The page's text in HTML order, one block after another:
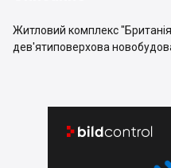
Житловий комплекс
дев'ятиповерхова
 